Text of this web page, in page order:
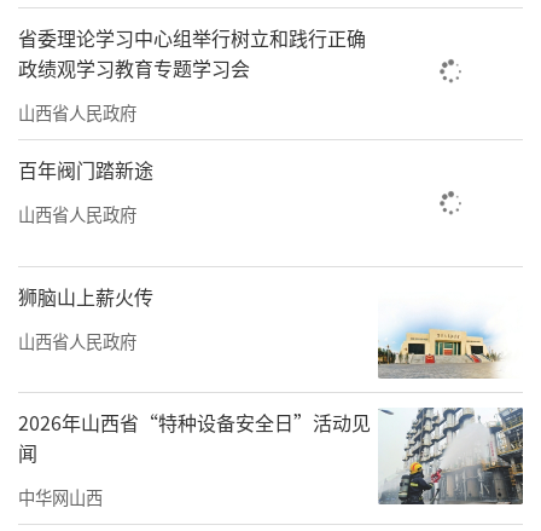
堡、住宅、园林等多种类型。据统计，山西共
有古建筑28027处，是全国古建筑数量最多的省
份。“地上文物看山西”可以说实至名归。
“不仅仅是建筑本身，山西古建上还附着
了2.4万平方米的壁画，这些壁画曾经是游客的
心之所向，如今也成了游戏玩家‘考古’的彩
蛋。”山西财经大学文化产业管理教研室主任
张黎敏告诉记者，“这些丰富而独特的资源同
样也为游戏创作提供了大量素材与灵感。”据
了解，游戏制作团队在实地走访山西期间进行
了详细考察和记录，对山西古建筑进行了精确
的记录和描摹。游戏开发团队通过高精度的3D
扫描技术，将山西古建筑的细节还原到游戏
省委理论学习中心组举行树立和践行正确
政绩观学习教育专题学习会
山西省人民政府
百年阀门踏新途
山西省人民政府
狮脑山上薪火传
山西省人民政府
2026年山西省“特种设备安全日”活动见
闻
中华网山西